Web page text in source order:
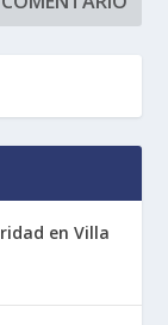
en Villa